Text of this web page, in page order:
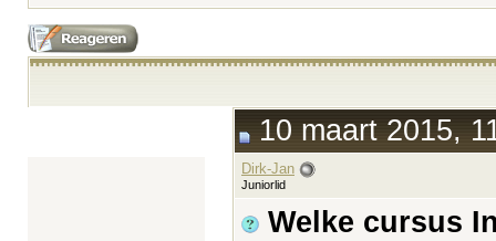
10 maart 2015,
Dirk-Jan
Juniorlid
Welke cursus